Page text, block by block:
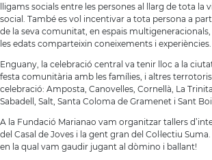
lligams socials entre les persones al llarg de tota la
social. També es vol incentivar a tota persona a
de la seva comunitat, en espais
les edats comparteixin coneixements i experiències.
Enguany, la celebració central va tenir lloc a la
festa comunitària amb les famílies, i altres
celebració: Amposta, Canovelles, Cornellà, La
Sabadell, Salt, Santa Coloma de Gramenet i Sant
A la Fundació Marianao vam organitzar tallers
del Casal de Joves i la gent gran del Col·lectiu
en la qual vam gaudir jugant al dòmino i ballant!